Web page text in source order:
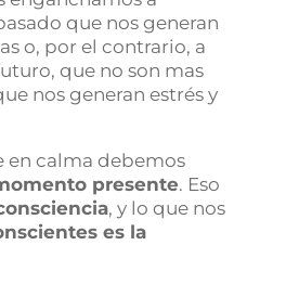
que nos generan
o, por el contrario, a
que no son mas
nos generan estrés y
en calma debemos
presente. Eso
, y lo que nos
es la